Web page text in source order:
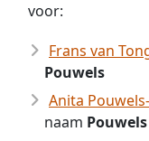
voor:
Frans van
Pouwels
Anita
naam Pouwels